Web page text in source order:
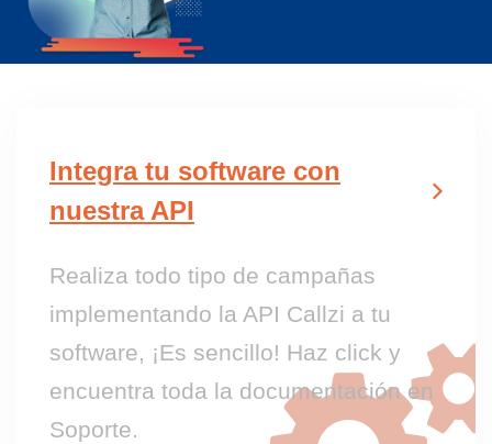
Integra tu software con
nuestra API
Realiza todo tipo de campañas
implementando la API Callzi a tu
software, ¡Es sencillo! Haz click y
encuentra toda la documentación en
Soporte.